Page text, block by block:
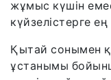
жұмыс күшін
күйзелістерге
Қытай сонымен
ұстанымы